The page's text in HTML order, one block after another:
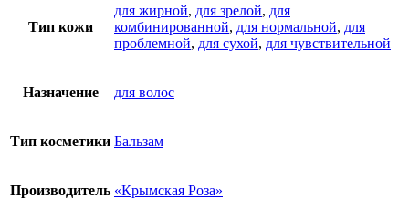
Тип кожи
для жирной, для зрелой, для
комбинированной, для нормальной, для
проблемной, для сухой, для чувствительной
Назначение для волос
Тип косметики Бальзам
Производитель «Крымская Роза»